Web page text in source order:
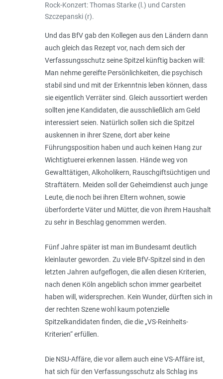
Rock-Konzert: Thomas Starke (l.) und Carsten
Szczepanski (r).
Und das BfV gab den Kollegen aus den Ländern dann
auch gleich das Rezept vor, nach dem sich der
Verfassungsschutz seine Spitzel künftig backen will:
Man nehme gereifte Persönlichkeiten, die psychisch
stabil sind und mit der Erkenntnis leben können, dass
sie eigentlich Verräter sind. Gleich aussortiert werden
sollten jene Kandidaten, die ausschließlich am Geld
interessiert seien. Natürlich sollen sich die Spitzel
auskennen in ihrer Szene, dort aber keine
Führungsposition haben und auch keinen Hang zur
Wichtigtuerei erkennen lassen. Hände weg von
Gewalttätigen, Alko­holikern, Rauschgiftsüchtigen und
Straftätern. Meiden soll der Geheimdienst auch junge
Leute, die noch bei ihren Eltern wohnen, sowie
überforderte Väter und Mütter, die von ihrem Haushalt
zu sehr in Beschlag genommen werden.
Fünf Jahre später ist man im Bundesamt deutlich
kleinlauter geworden. Zu viele BfV-Spitzel sind in den
letzten Jahren aufgeflogen, die allen diesen Kriterien,
nach denen Köln angeblich schon immer gearbeitet
haben will, widersprechen. Kein Wunder, dürften sich in
der rechten Szene wohl kaum potenzielle
Spitzelkandidaten finden, die die „VS-Reinheits-
Kriterien“ erfüllen.
Die NSU-Affäre, die vor allem auch eine VS-Affäre ist,
hat sich für den Verfassungsschutz als Schlag ins